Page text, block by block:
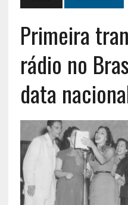
Primeira
rádio no
data